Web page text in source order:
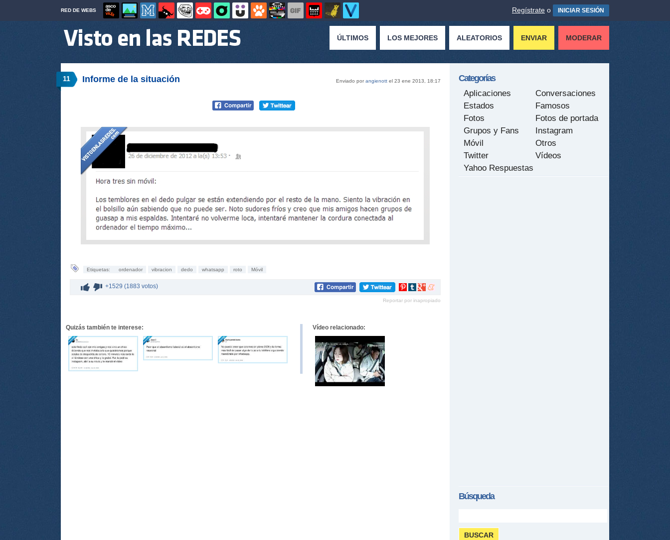
RED DE WEBS Regístrate o INICIAR SESIÓN
ÚLTIMOS LOS MEJORES ALEATORIOS ENVIAR MODERAR
11 Enviado porangienott el 23 ene 2013, 18:17
Informe de la situación
Etiquetas: ordenador vibracion dedo whatsapp roto Móvil
+1529 (1883 votos)
Compartir
Pinterest
Compartir
tumblr
Compartir
Google+
Compartir
meneame
Reportar por inapropiado
Quizás también te interese: Vídeo relacionado:
Categorías
Aplicaciones
Conversaciones
Estados
Famosos
Fotos
Fotos de portada
Grupos y Fans
Instagram
Móvil
Otros
Twitter
Vídeos
Yahoo Respuestas
Búsqueda